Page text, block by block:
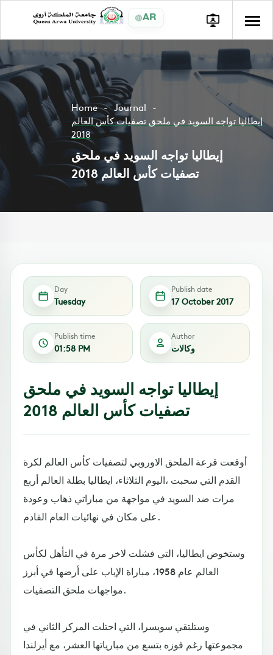
AR
Home
Journal
إيطاليا تواجه السويد في ملحق تصفيات كأس العالم
2018
إيطاليا تواجه السويد في ملحق
تصفيات كأس العالم 2018
Day
Tuesday
Publish date
17 October 2017
Publish time
01:58 PM
Author
وكالات
إيطاليا تواجه السويد في ملحق
تصفيات كأس العالم 2018
أوقعت قرعة الملحق الاوروبي لتصفيات كأس العالم لكرة
القدم التي سحبت ،اليوم الثلاثاء، ايطاليا بطلة العالم أربع
مرات ضد السويد في مواجهة من مباراتي ذهاب وعودة
على مكان في نهائيات العام القادم.
وستخوض ايطاليا، التي فشلت لاخر مرة في التأهل لكأس
العالم عام 1958، مباراة الإياب على أرضها في أبرز
مواجهات ملحق التصفيات.
وستلتقي سويسرا، التي احتلت المركز الثاني في
مجموعتها رغم فوزه بتسع من مبارياتها العشر، مع أيرلندا